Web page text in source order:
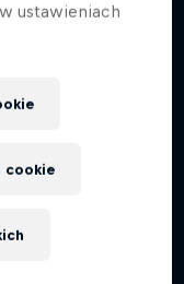
ustawieniach
cookie